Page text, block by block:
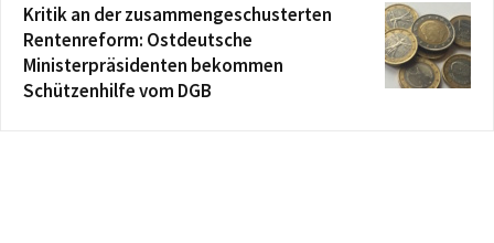
Kritik an der zusammengeschusterten
Rentenreform: Ostdeutsche
Ministerpräsidenten bekommen
Schützenhilfe vom DGB